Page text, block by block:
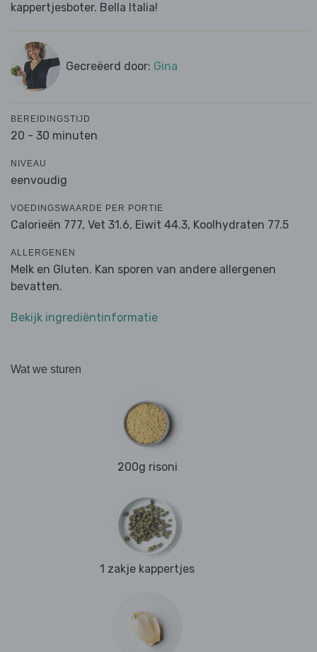
kappertjesboter. Bella Italia!
Gecreëerd door: Gina
BEREIDINGSTIJD
20 - 30 minuten
NIVEAU
eenvoudig
VOEDINGSWAARDE PER PORTIE
Calorieën 777, Vet 31.6, Eiwit 44.3, Koolhydraten 77.5
ALLERGENEN
Melk en Gluten. Kan sporen van andere allergenen
bevatten.
Bekijk ingrediëntinformatie
Wat we sturen
200g risoni
1 zakje kappertjes